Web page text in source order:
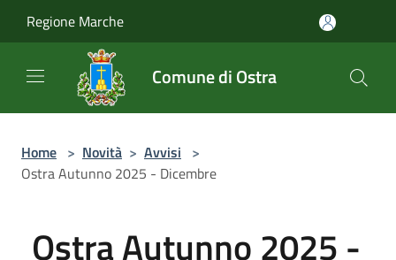
Regione Marche
Comune di Ostra
Home > Novità > Avvisi >
Ostra Autunno 2025 - Dicembre
Ostra Autunno 2025 -